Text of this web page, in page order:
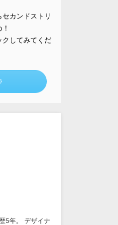
カンドストリ
クしてみてくだ
5年。 デザイナ